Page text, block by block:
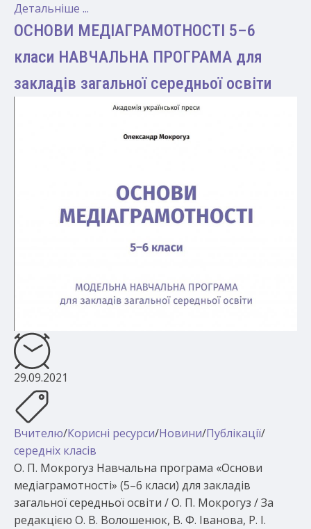
Детальніше ...
ОСНОВИ МЕДІАГРАМОТНОСТІ 5–6
класи НАВЧАЛЬНА ПРОГРАМА для
закладів загальної середньої освіти
29.09.2021
Вчителю/Корисні ресурси/Новини/Публікації/
середніх класів
О. П. Мокрогуз Навчальна програма «Основи
медіаграмотності» (5–6 класи) для закладів
загальної середньої освіти / О. П. Мокрогуз / За
редакцією О. В. Волошенюк, В. Ф. Іванова, Р. І.